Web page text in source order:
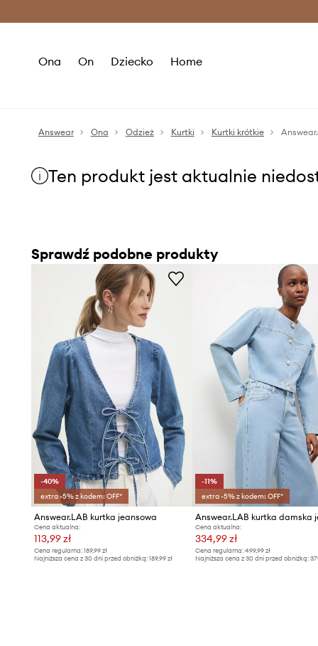
Ona On Dziecko Home
Answear Ona Odzież Kurtki Kurtki krótkie
Ten produkt jest aktualnie
Sprawdź podobne produkty
-40%
extra -5% z kodem: OFF*
Answear.LAB kurtka jeansowa
Cena aktualna:
113,99 zł
Cena regularna: 189,99 zł
Najniższa cena z 30 dni przed obniżką: 189,99 zł
-11%
extra -5% z kodem: OFF*
Cena aktualna:
334,99 zł
Cena regularna:499,99 zł
Najniższa cena z 30 dni przed obniżką: